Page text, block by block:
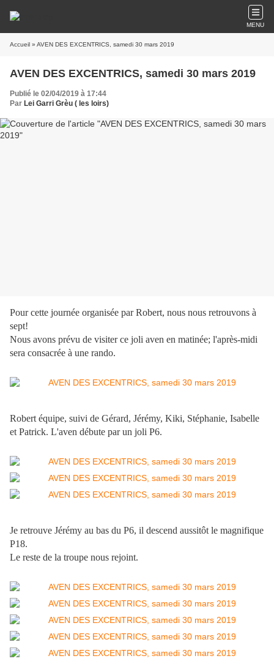
MENU
Accueil » AVEN DES EXCENTRICS, samedi 30 mars 2019
AVEN DES EXCENTRICS, samedi 30 mars 2019
Publié le 02/04/2019 à 17:44
Par Lei Garri Grèu ( les loirs)
Pour cette journée organisée par Robert, nous nous retrouvons à
sept!
Nous avons prévu de visiter ce joli aven en matinée; l'après-midi
sera consacrée à une rando.
Robert équipe, suivi de Gérard, Jérémy, Kiki, Stéphanie, Isabelle
et Patrick. L'aven débute par un joli P6.
Je retrouve Jérémy au bas du P6, il descend aussitôt le magnifique
P18.
Le reste de la troupe nous rejoint.